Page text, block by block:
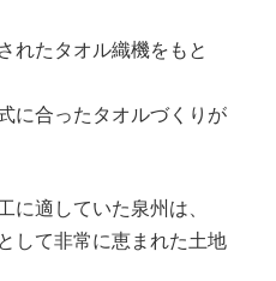
れたタオル織機をもと
に合ったタオルづくりが
に適していた泉州は、
して非常に恵まれた土地